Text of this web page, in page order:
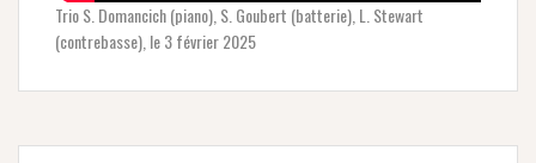
Trio S. Domancich (piano), S. Goubert (batterie), L. Stewart
(contrebasse), le 3 février 2025